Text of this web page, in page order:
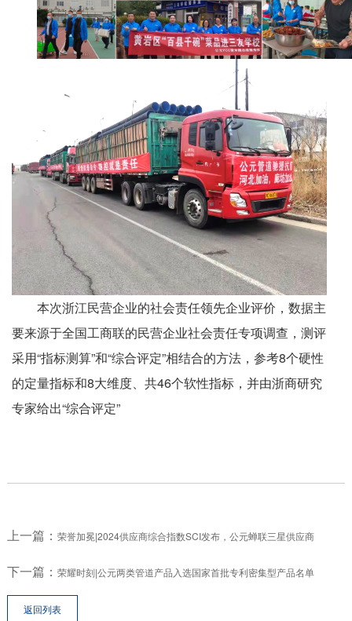
本次浙江民营企业的社会责任领先企业评价，数据主
要来源于全国工商联的民营企业社会责任专项调查，测评
采用“指标测算”和“综合评定”相结合的方法， 参考8个硬性
的定量指标和8大维度 、共46个软性指标，并由浙商研究
专家给出“综合评定”
上一篇： 荣誉加冕|2024供应商综合指数SCI发布，公元蝉联三星供应商
下一篇： 荣耀时刻|公元两类管道产品入选国家首批专利密集型产品名单